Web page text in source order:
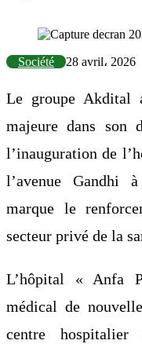
Société 28 avril، 2026
Le groupe Akdital
majeure dans son
l’inauguration de
l’avenue Gandhi
marque le
secteur privé de la
L’hôpital « Anfa
médical de
centre